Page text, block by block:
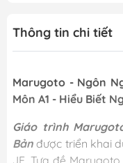
Thông tin chi tiết
Marugoto - Ngôn
Môn A1 - Hiểu Biết
Giáo trình
Bản được triển khai